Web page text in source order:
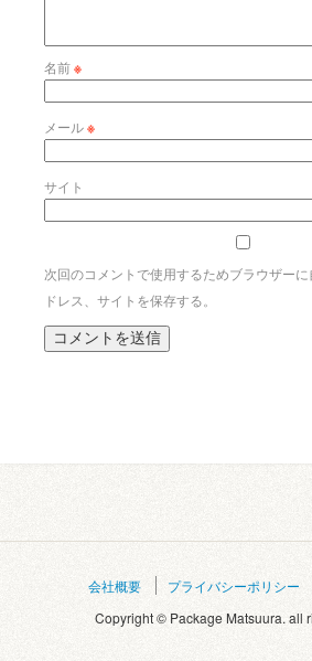
名前※
メール※
サイト
次回のコメントで使用するためブラウザー
ドレス、サイトを保存する。
会社概要 プライバシーポリシー
Copyright © Package Matsuura. all